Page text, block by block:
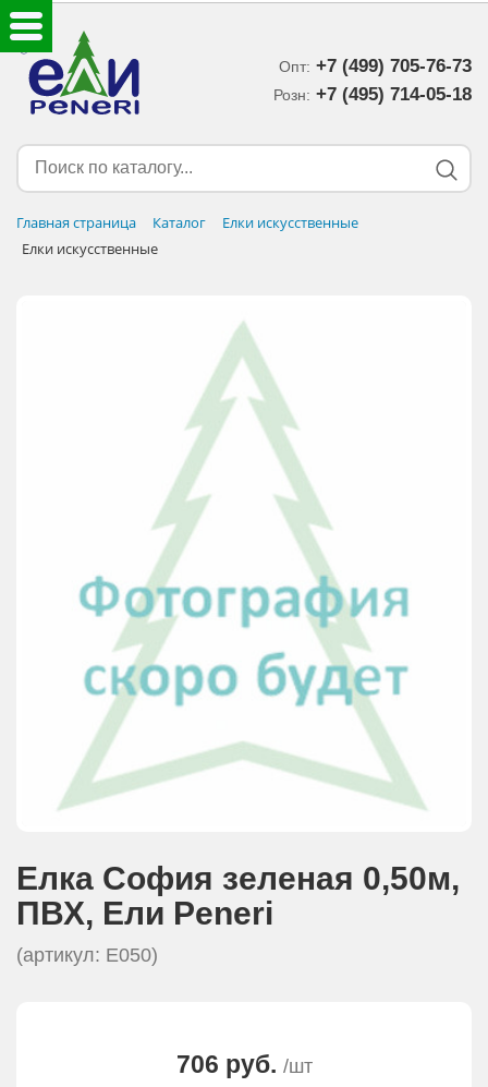
Опт: +7 (499) 705-76-73
Розн: +7 (495) 714-05-18‬
Главная страница Каталог
Елки искусственные
Елки искусственные
Елка София зеленая 0,50м,
ПВХ, Eли Peneri
(артикул: E050)
706 руб. /шт
ЕЛКИ ИСКУССТВЕННЫЕ
ЕЛОЧНЫЕ УКРАШЕНИЯ
НОВОГОДНИЙ ДЕКОР
АКЦИИ И ПОДАРКИ
О КОМПАНИИ
ПАРТНЕРАМ
КОНТАКТЫ
СЕРТИФИКАТЫ